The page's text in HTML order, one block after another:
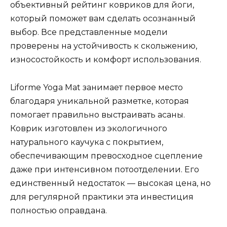
объективный рейтинг ковриков для йоги,
который поможет вам сделать осознанный
выбор. Все представленные модели
проверены на устойчивость к скольжению,
износостойкость и комфорт использования.
Liforme Yoga Mat занимает первое место
благодаря уникальной разметке, которая
помогает правильно выстраивать асаны.
Коврик изготовлен из экологичного
натурального каучука с покрытием,
обеспечивающим превосходное сцепление
даже при интенсивном потоотделении. Его
единственный недостаток — высокая цена, но
для регулярной практики эта инвестиция
полностью оправдана.